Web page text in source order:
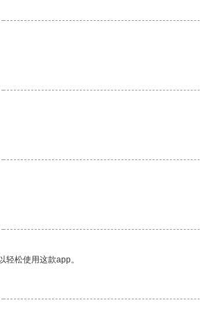
松使用这款app。